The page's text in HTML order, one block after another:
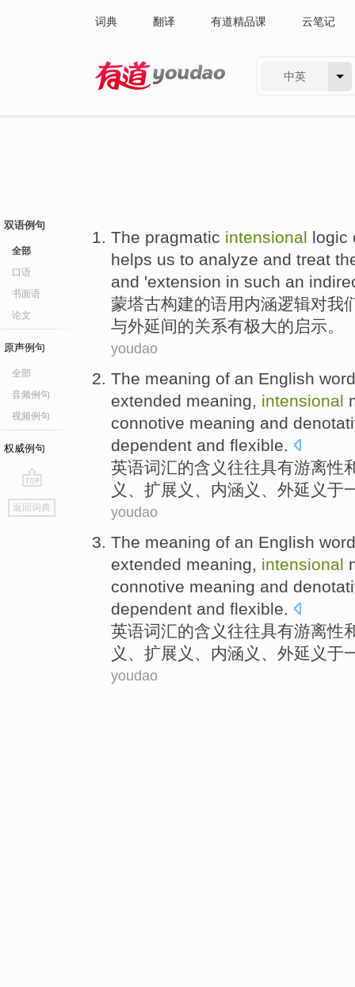
词典 翻译 有道精品课 云笔记
中英
双语例句
全部
口语
书面语
论文
原声例句
全部
音频例句
视频例句
权威例句
go
top
返回词典
The pragmatic intensional logic
helps us to analyze and treat
and 'extension in such an
蒙塔古构建的语用内涵逻辑对我
与外延间的关系有极大的启示。
youdao
The meaning of an English word
extended meaning, intensional
connotive meaning and
dependent and flexible.
英语词汇的含义往往具有游离性
义、 扩展 义 、内涵义 、 外延 义于
youdao
The meaning of an English word
extended meaning, intensional
connotive meaning and
dependent and flexible
英语词汇的含义往往具有游离性
义、 扩展 义 、内涵义 外延 义于
youdao